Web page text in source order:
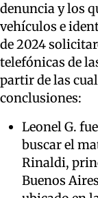
denuncia y los
vehículos e
de 2024
telefónicas de
partir de las
conclusiones:
Leonel G.
buscar el
Rinaldi,
Buenos